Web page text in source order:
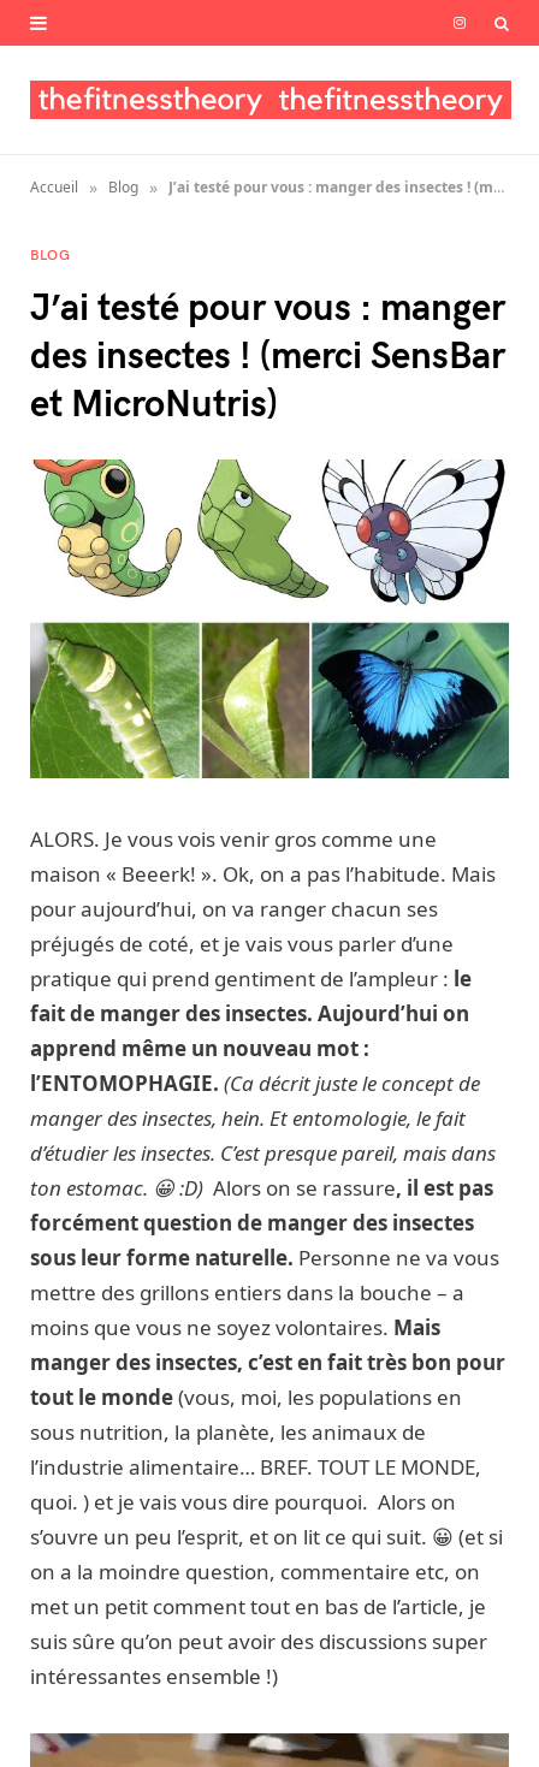
I
s
a
Accueil » Blog » J’ai testé pour vous : manger des insectes ! (merci SensBar et MicroNutris)
BLOG
J’ai testé pour vous : manger
des insectes ! (merci SensBar
et MicroNutris)
ALORS. Je vous vois venir gros comme une
maison « Beeerk! ». Ok, on a pas l’habitude. Mais
pour aujourd’hui, on va ranger chacun ses
préjugés de coté, et je vais vous parler d’une
pratique qui prend gentiment de l’ampleur : le
fait de manger des insectes. Aujourd’hui on
apprend même un nouveau mot :
l’ENTOMOPHAGIE. (Ca décrit juste le concept de
manger des insectes, hein. Et entomologie, le fait
d’étudier les insectes. C’est presque pareil, mais dans
ton estomac. 😀 :D) Alors on se rassure, il est pas
forcément question de manger des insectes
sous leur forme naturelle. Personne ne va vous
mettre des grillons entiers dans la bouche – a
moins que vous ne soyez volontaires. Mais
manger des insectes, c’est en fait très bon pour
tout le monde(vous, moi, les populations en
sous nutrition, la planète, les animaux de
l’industrie alimentaire… BREF. TOUT LE MONDE,
quoi. ) et je vais vous dire pourquoi. Alors on
s’ouvre un peu l’esprit, et on lit ce qui suit. 😀 (et si
on a la moindre question, commentaire etc, on
met un petit comment tout en bas de l’article, je
suis sûre qu’on peut avoir des discussions super
intéressantes ensemble !)